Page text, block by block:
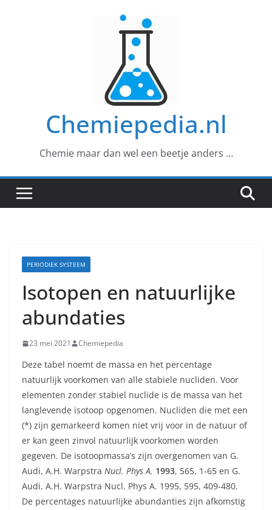
Chemiepedia.nl
Chemie maar dan wel een beetje anders …
PERIODIEK SYSTEEM
Isotopen en natuurlijke
abundaties
23 mei 2021 Chemiepedia
Deze tabel noemt de massa en het percentage
natuurlijk voorkomen van alle stabiele nucliden. Voor
elementen zonder stabiel nuclide is de massa van het
langlevende isotoop opgenomen. Nucliden die met een
(*) zijn gemarkeerd komen niet vrij voor in de natuur of
er kan geen zinvol natuurlijk voorkomen worden
gegeven. De isotoopmassa’s zijn overgenomen van G.
Audi, A.H. Warpstra Nucl. Phys A. 1993, 565, 1-65 en G.
Audi, A.H. Warpstra Nucl. Phys A. 1995, 595, 409-480.
De percentages natuurlijke abundanties zijn afkomstig